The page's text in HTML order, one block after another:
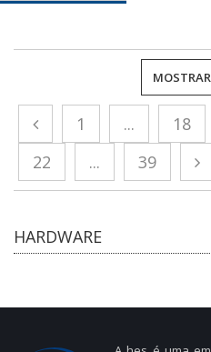
HARDWARE
1 ... 18
22
... 39